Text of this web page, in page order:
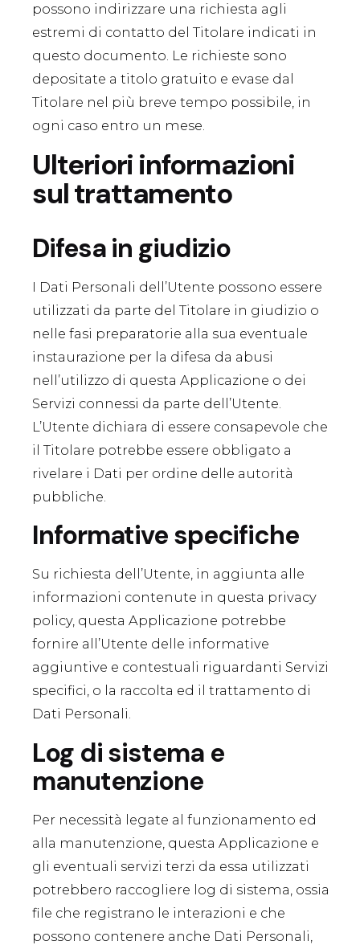
possono indirizzare una richiesta agli
estremi di contatto del Titolare indicati in
questo documento. Le richieste sono
depositate a titolo gratuito e evase dal
Titolare nel più breve tempo possibile, in
ogni caso entro un mese.
Ulteriori informazioni
sul trattamento
Difesa in giudizio
I Dati Personali dell’Utente possono essere
utilizzati da parte del Titolare in giudizio o
nelle fasi preparatorie alla sua eventuale
instaurazione per la difesa da abusi
nell’utilizzo di questa Applicazione o dei
Servizi connessi da parte dell’Utente.
L’Utente dichiara di essere consapevole che
il Titolare potrebbe essere obbligato a
rivelare i Dati per ordine delle autorità
pubbliche.
Informative specifiche
Su richiesta dell’Utente, in aggiunta alle
informazioni contenute in questa privacy
policy, questa Applicazione potrebbe
fornire all’Utente delle informative
aggiuntive e contestuali riguardanti Servizi
specifici, o la raccolta ed il trattamento di
Dati Personali.
Log di sistema e
manutenzione
Per necessità legate al funzionamento ed
alla manutenzione, questa Applicazione e
gli eventuali servizi terzi da essa utilizzati
potrebbero raccogliere log di sistema, ossia
file che registrano le interazioni e che
possono contenere anche Dati Personali,